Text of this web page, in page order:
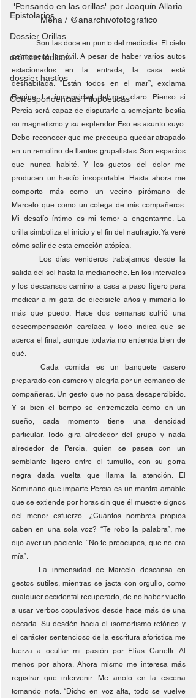
Epistolarios
Dossier Orillas
eróticas lúdicas
dossier hastíos
Correspondencias Filopoéticas
"Pensando en las orillas" por Joaquín Allaria
Mena / @anarchivofotografico
	Son las doce en punto del mediodía. El cielo
permanece inmóvil. A pesar de haber varios autos
estacionados en la entrada, la casa está
deshabitada. “Están todos en el mar”, exclama
Regine. La inmensidad del mar, claro. Pienso si
Percia será capaz de disputarle a semejante bestia
su magnetismo y su esplendor. Eso es asunto suyo.
Debo reconocer que me preocupa quedar atrapado
en un remolino de llantos grupalistas. Son espacios
que nunca habité. Y los guetos del dolor me
producen un hastío insoportable. Hasta ahora me
comporto más como un vecino pirómano de
Marcelo que como un colega de mis compañeros.
Mi desafío íntimo es mi temor a engentarme. La
orilla simboliza el inicio y el fin del naufragio. Ya veré
cómo salir de esta emoción atópica.
salida del sol hasta la medianoche. En los intervalos
y los descansos camino a casa a paso ligero para
medicar a mi gata de diecisiete años y mimarla lo
más que puedo. Hace dos semanas sufrió una
descompensación cardíaca y todo indica que se
acerca el final, aunque todavía no entienda bien de
qué.
	Cada comida es un banquete casero
preparado con esmero y alegría por un comando de
compañeras. Un gesto que no pasa desapercibido.
Y si bien el tiempo se entremezcla como en un
sueño, cada momento tiene una densidad
particular. Todo gira alrededor del grupo y nada
alrededor de Percia, quien se pasea con un
semblante ligero entre el tumulto, con su gorra
negra dada vuelta que llama la atención. El
Seminario que imparte Percia es un mantra amable
que se extiende por horas sin que él muestre signos
del menor esfuerzo. ¿Cuántos nombres propios
caben en una sola voz? “Te robo la palabra”, me
dijo ayer un paciente. “No te preocupes, que no era
mía”.
gestos sutiles, mientras se jacta con orgullo, como
cualquier occidental recuperado, de no haber vuelto
a usar verbos copulativos desde hace más de una
década. Su desdén hacia el isomorfismo retórico y
el carácter sentencioso de la escritura aforística me
fuerza a ocultar mi pasión por Elías Canetti. Al
menos por ahora. Ahora mismo me interesa más
registrar que intervenir. Me anoto en la escena
tomando nota. “Dicho en voz alta, todo se vuelve